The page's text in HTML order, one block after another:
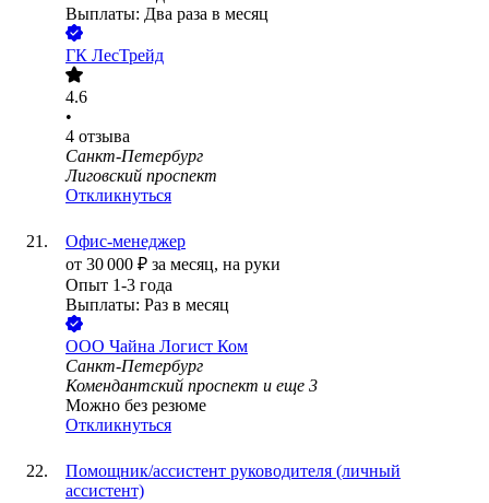
Выплаты: Два раза в месяц
ГК ЛесТрейд
4.6
•
4 отзыва
Санкт-Петербург
Лиговский проспект
Откликнуться
Офис-менеджер
от 30 000 ₽ за месяц, на руки
Опыт 1-3 года
Выплаты: Раз в месяц
ООО Чайна Логист Ком
Санкт-Петербург
Комендантский проспект и еще 3
Можно без резюме
Откликнуться
Помощник/ассистент руководителя (личный
ассистент)